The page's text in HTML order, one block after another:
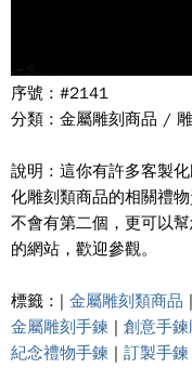
序號 : #2141
分類 : 金屬雕刻商品 /
說明 : 這你有許多客製
化雕刻類商品的相關禮
不會有第二個，更可以
的網站，歡迎參觀。
標籤 : | 金屬雕刻類商品 |
金屬雕刻手鍊 | 創意手鍊
紀念禮物手鍊 | 訂製手鍊